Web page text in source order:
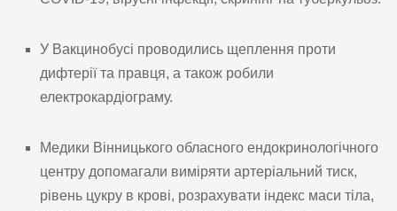
У Вакцинобусі проводились щеплення проти
дифтерії та правця, а також робили
електрокардіограму.
Медики Вінницького обласного ендокринологічного
центру допомагали виміряти артеріальний тиск,
рівень цукру в крові, розрахувати індекс маси тіла,